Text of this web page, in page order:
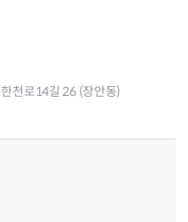
천로14길 26 (장안동)